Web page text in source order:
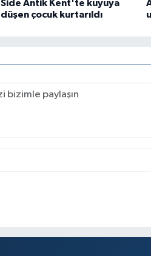
Side Antik Kent'te kuyuya
düşen çocuk kurtarıldı